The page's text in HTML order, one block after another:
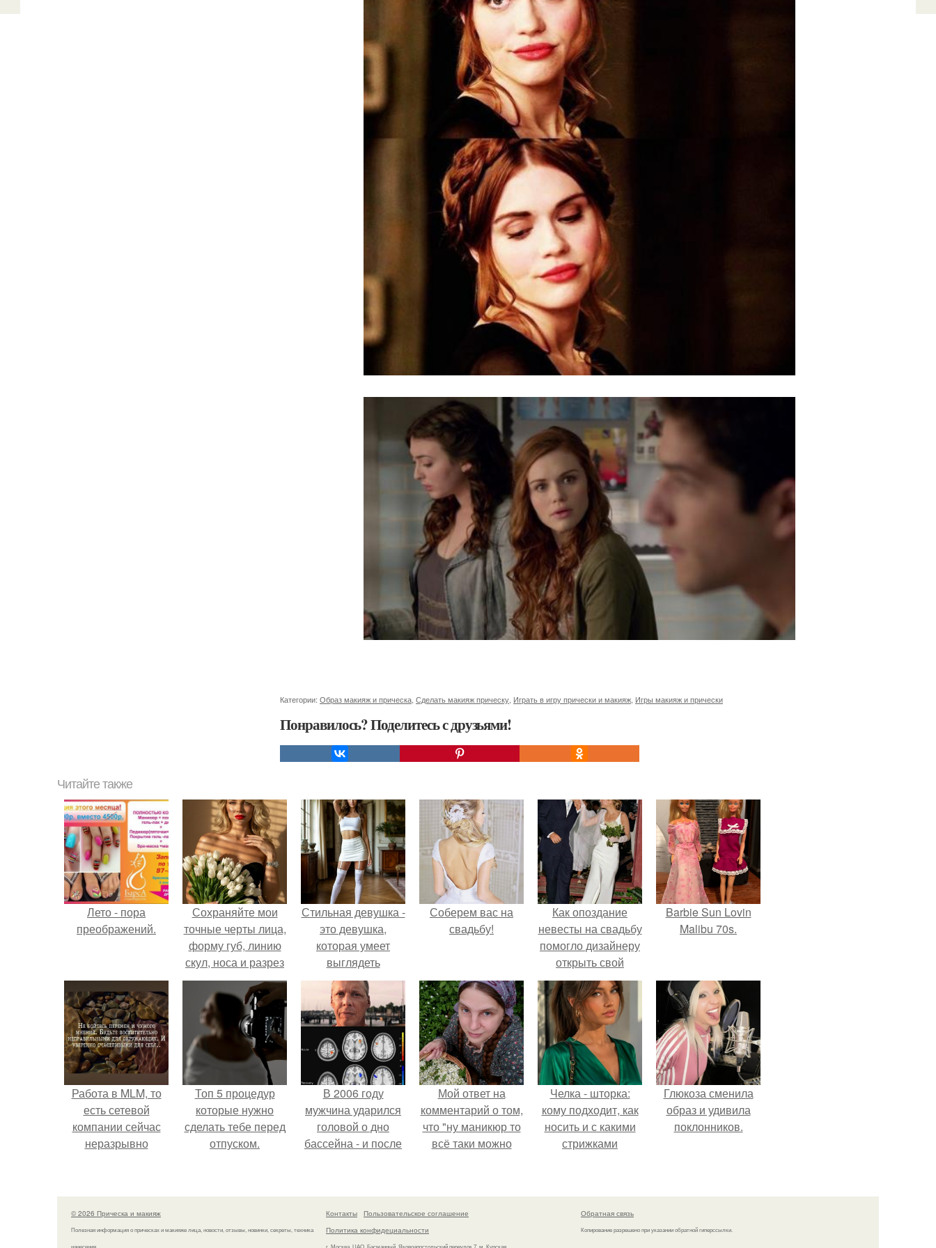
Категории: Образ макияж и прическа Сделать макияж прическу Играть в игру прически и макияж Игры макияж и прически
Понравилось? Поделитесь с друзьями!
Читайте также
Лето - пора
преображений.
Сохраняйте мои
точные черты лица,
форму губ, линию
скул, носа и разрез
глаз.
Стильная девушка -
это девушка,
которая умеет
выглядеть
привлекательно и
элегантно в любои
ситуации.
Соберем вас на
свадьбу!
Как опоздание
невесты на свадьбу
помогло дизайнеру
открыть свой
бренд.
Barbie Sun Lovin
Malibu 70s.
Работа в MLM, то
есть сетевой
компании сейчас
неразрывно
своей страницы в
соц сетях.
Топ 5 процедур
которые нужно
сделать тебе перед
отпуском.
В 2006 году
мужчина ударился
головой о дно
бассейна - и после
странным образом.
Мой ответ на
комментарий о том,
что "ну маникюр то
всё таки можно
Челка - шторка:
кому подходит, как
носить и с какими
стрижками
Глюкоза сменила
образ и удивила
поклонников.
© 2026 Прическа и макияж
Полезная информация о прическах и макияже лица, новости, отзывы, новинки, секреты, техника
нанесения
Контакты
Пользовательское соглашение
Политика конфидециальности
г. Москва, ЦАО, Басманный, Яковоапостольский переулок 7, м. Курская
Обратная связь
Копирование разрешено при указании обратной гиперссылки.